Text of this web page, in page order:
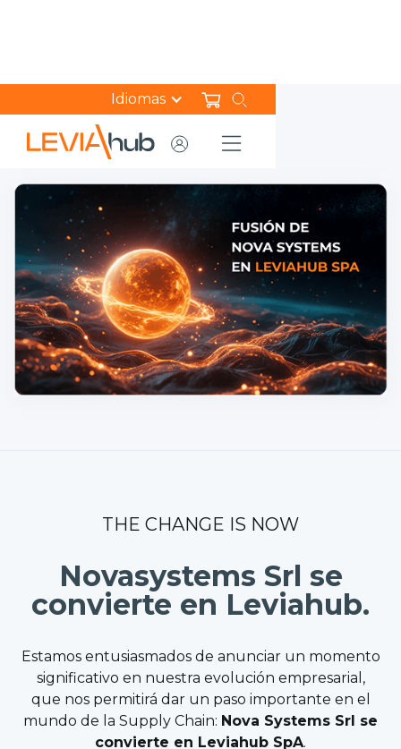
Idiomas
THE CHANGE IS NOW
Novasystems Srl se
convierte en Leviahub.
Estamos entusiasmados de anunciar un momento
significativo en nuestra evolución empresarial,
que nos permitirá dar un paso importante en el
mundo de la Supply Chain: Nova Systems Srl se
convierte en Leviahub SpA.